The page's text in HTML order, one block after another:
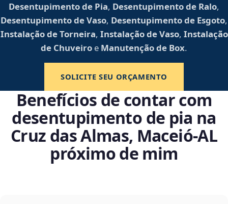
Desentupimento de Pia, Desentupimento de Ralo,
Desentupimento de Vaso, Desentupimento de Esgoto,
Instalação de Torneira, Instalação de Vaso, Instalação
de Chuveiro e Manutenção de Box.
SOLICITE SEU ORÇAMENTO
Benefícios de contar com
desentupimento de pia na
Cruz das Almas, Maceió‑AL
próximo de mim